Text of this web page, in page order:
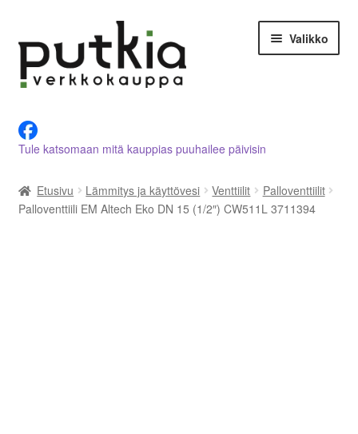
navigointiin
sisältöön
Valikko
Tietoja meistä
Asiakastilini
Tule katsomaan mitä kauppias puuhailee päivisin
Etusivu Lämmitys ja käyttövesi Venttiilit
Palloventtiilit
Palloventtiili EM Altech Eko DN 15 (1/2″) CW511L 3711394